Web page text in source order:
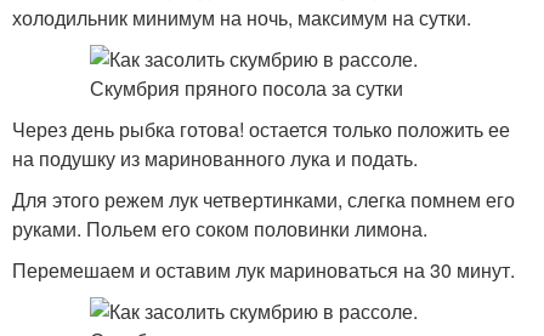
холодильник минимум на ночь, максимум на сутки.
Через день рыбка готова! остается только положить ее
на подушку из маринованного лука и подать.
Для этого режем лук четвертинками, слегка помнем его
руками. Польем его соком половинки лимона.
Перемешаем и оставим лук мариноваться на 30 минут.